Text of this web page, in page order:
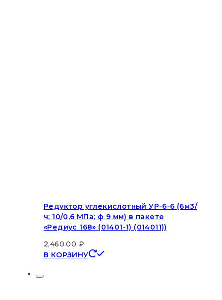
Редуктор углекислотный УР-6-6 (6м3/
ч; 10/0,6 МПа; ф 9 мм) в пакете
«Редиус 168» (01401-1) (014011))
2,460.00 ₽
В КОРЗИНУ